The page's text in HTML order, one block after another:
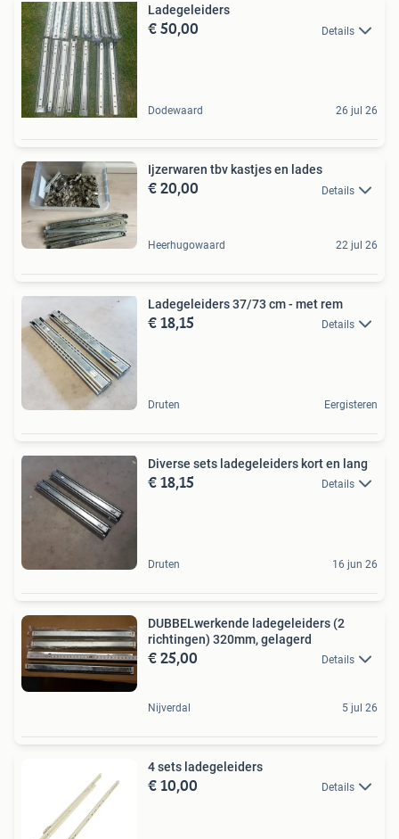
Ladegeleiders
€ 50,00 Details
Dodewaard 26 jul 26
Ijzerwaren tbv kastjes en lades
€ 20,00 Details
Heerhugowaard 22 jul 26
Ladegeleiders 37/73 cm - met rem
€ 18,15 Details
Druten Eergisteren
Diverse sets ladegeleiders kort en lang
€ 18,15 Details
Druten 16 jun 26
DUBBELwerkende ladegeleiders (2
richtingen) 320mm, gelagerd
€ 25,00 Details
Nijverdal 5 jul 26
4 sets ladegeleiders
€ 10,00 Details